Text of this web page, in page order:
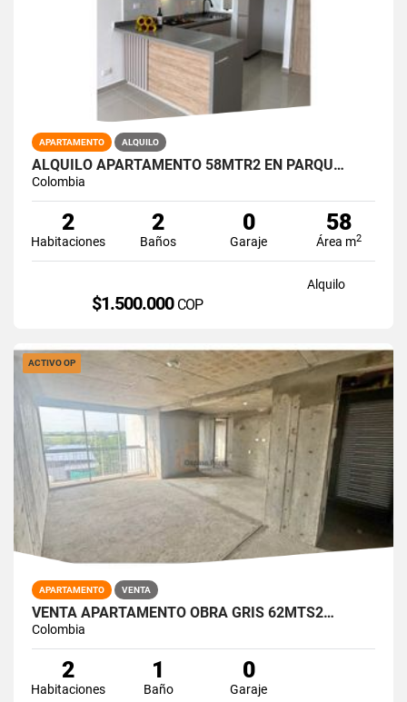
APARTAMENTO ALQUILO
ALQUILO APARTAMENTO 58MTR2 EN PARQU…
Colombia
2
Habitaciones
2
Baños
0
Garaje
58
Área m2
Alquilo
$1.500.000 COP
ACTIVO OP
APARTAMENTO VENTA
VENTA APARTAMENTO OBRA GRIS 62MTS2…
Colombia
2
Habitaciones
1
Baño
0
Garaje